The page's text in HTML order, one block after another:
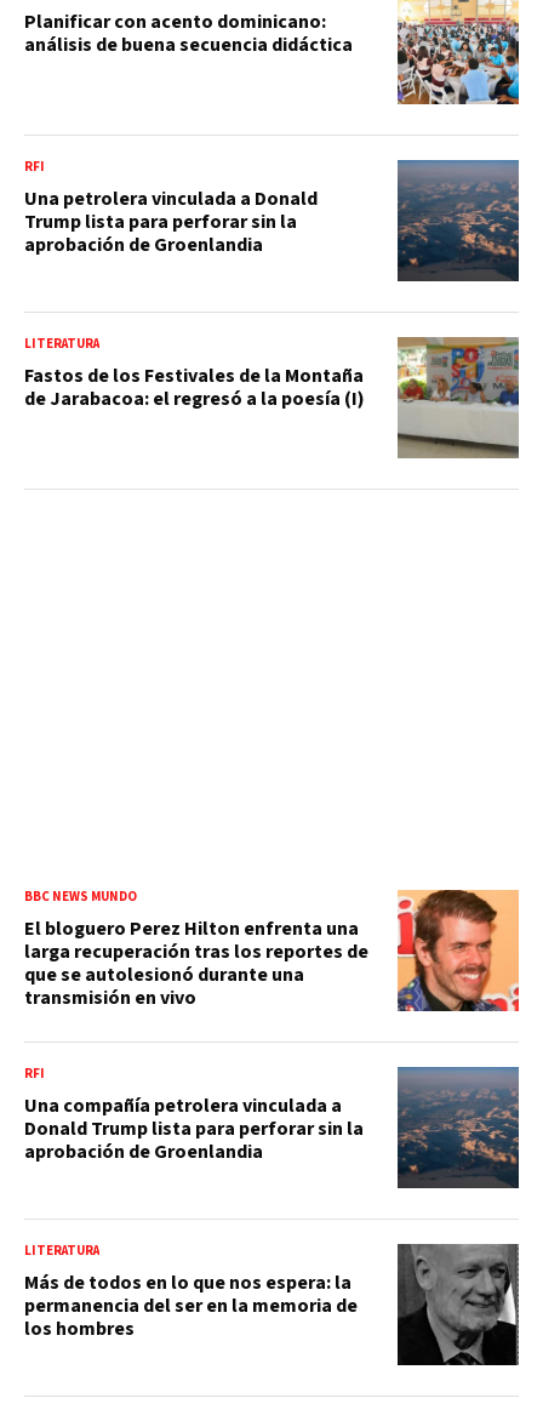
Planificar con acento dominicano:
análisis de buena secuencia didáctica
RFI
Una petrolera vinculada a Donald
Trump lista para perforar sin la
aprobación de Groenlandia
LITERATURA
Fastos de los Festivales de la Montaña
de Jarabacoa: el regresó a la poesía (I)
BBC NEWS MUNDO
El bloguero Perez Hilton enfrenta una
larga recuperación tras los reportes de
que se autolesionó durante una
transmisión en vivo
RFI
Una compañía petrolera vinculada a
Donald Trump lista para perforar sin la
aprobación de Groenlandia
LITERATURA
Más de todos en lo que nos espera: la
permanencia del ser en la memoria de
los hombres